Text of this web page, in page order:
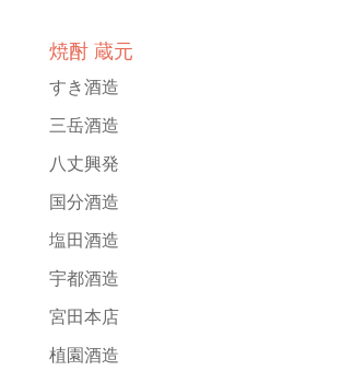
焼酎 蔵元
すき酒造
三岳酒造
八丈興発
国分酒造
塩田酒造
宇都酒造
宮田本店
植園酒造